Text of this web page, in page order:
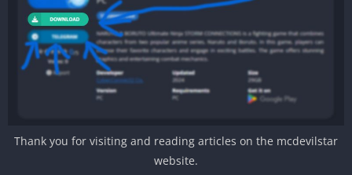
Thank you for visiting and reading articles on the mcdevilstar
website.